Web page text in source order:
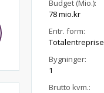
Budget (Mio.):
78 mio.kr
Entr. form:
Totalentreprise
Bygninger:
1
Brutto kvm.: